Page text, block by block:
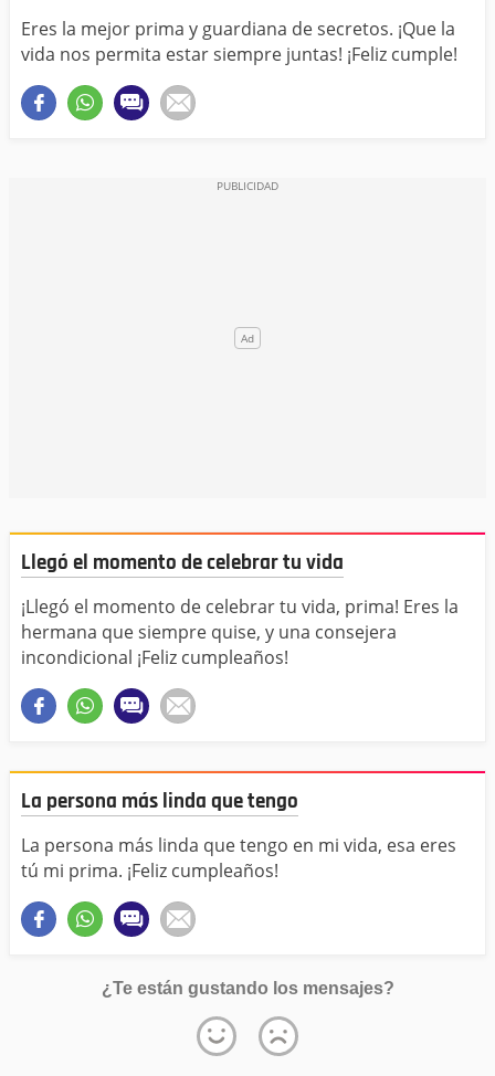
Eres la mejor prima y guardiana de secretos. ¡Que la
vida nos permita estar siempre juntas! ¡Feliz cumple!
Llegó el momento de celebrar tu vida
¡Llegó el momento de celebrar tu vida, prima! Eres la
hermana que siempre quise, y una consejera
incondicional ¡Feliz cumpleaños!
La persona más linda que tengo
La persona más linda que tengo en mi vida, esa eres
tú mi prima. ¡Feliz cumpleaños!
¿Te están gustando los mensajes?